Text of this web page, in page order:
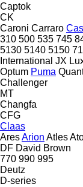
Captok
CK
Caroni Carraro
310 500 535 745
5130 5140 5150
International JX
Optum Puma
Challenger
MT
Changfa
CFG
Claas
AresArion Atles
DF David Brown
770 990 995
Deutz
D-series